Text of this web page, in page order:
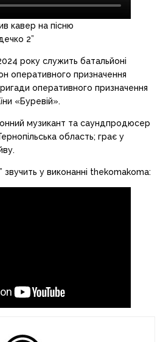
кавер на пісню
2”
року служить батальйоні
оперативного призначення
оперативного призначення
«Буревій».
музикант та саундпродюсер
область; грає у
звучить у виконанні thekomakoma: